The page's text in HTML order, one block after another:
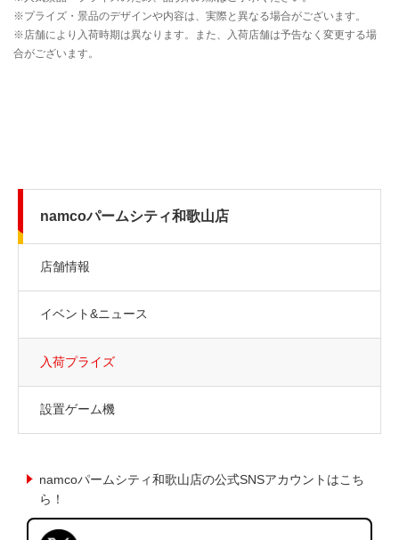
namcoパームシティ和歌山店
店舗情報
イベント&ニュース
入荷プライズ
設置ゲーム機
namcoパームシティ和歌山店の公式SNSアカウントはこち
ら！